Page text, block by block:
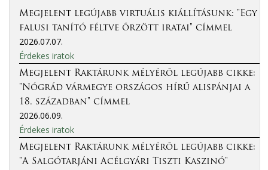
Megjelent legújabb virtuális kiállításunk: "Egy
falusi tanító féltve őrzött iratai" címmel
2026.07.07.
Érdekes iratok
Megjelent Raktárunk mélyéről legújabb cikke:
"Nógrád vármegye országos hírű alispánjai a
18. században" címmel
2026.06.09.
Érdekes iratok
Megjelent Raktárunk mélyéről legújabb cikke:
"A Salgótarjáni Acélgyári Tiszti Kaszinó"